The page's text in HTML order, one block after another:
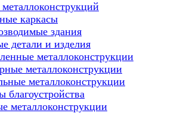
каркасы
здания
детали и изделия
металлоконструкции
металлоконструкции
металлоконструкции
благоустройства
металлоконструкции